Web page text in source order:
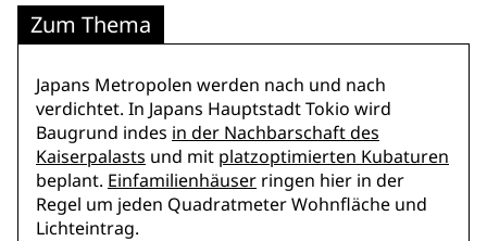
Zum Thema
Japans Metropolen werden nach und nach
verdichtet. In Japans Hauptstadt Tokio wird
Baugrund indes in der Nachbarschaft des
Kaiserpalasts und mit platzoptimierten Kubaturen
beplant. Einfamilienhäuser ringen hier in der
Regel um jeden Quadratmeter Wohnfläche und
Lichteintrag.